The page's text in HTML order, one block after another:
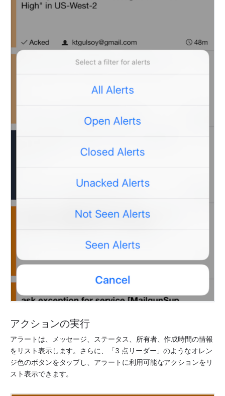
アクションの実行
アラートは、メッセージ、ステータス、所有者、作成時間の情報
をリスト表示します。さらに、「3 点リーダー」のようなオレン
ジ色のボタンをタップし、アラートに利用可能なアクションをリ
スト表示できます。